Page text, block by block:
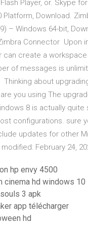
Player, or. Skype
Platform, Download.
– Windows 64-bit,
Connector Upon
can create a
of messages is
Thinking about
you using The
8 is actually quite
configurations. sure
updates for other
February 24,
hp envy 4500
cinema hd windows 10
3 apk
app télécharger
hd